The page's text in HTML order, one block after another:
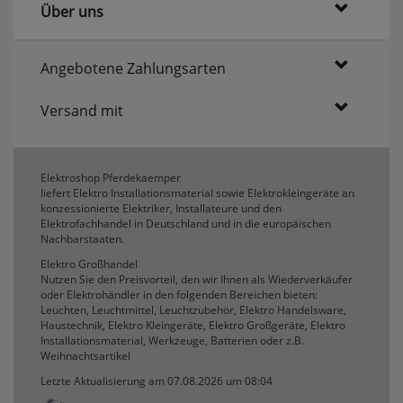
erneutem Aufruf die entsprechende Auswahl
Über uns
Angebotene Zahlungsarten
Versand mit
Elektroshop Pferdekaemper
liefert Elektro Installationsmaterial sowie Elektrokleingeräte an
konzessionierte Elektriker, Installateure und den
Elektrofachhandel in Deutschland und in die europäischen
Nachbarstaaten.
Elektro Großhandel
Nutzen Sie den Preisvorteil, den wir Ihnen als Wiederverkäufer
oder Elektrohändler in den folgenden Bereichen bieten:
Leuchten, Leuchtmittel, Leuchtzubehör, Elektro Handelsware,
Haustechnik, Elektro Kleingeräte, Elektro Großgeräte, Elektro
Installationsmaterial, Werkzeuge, Batterien oder z.B.
Weihnachtsartikel
Letzte Aktualisierung am 07.08.2026 um 08:04